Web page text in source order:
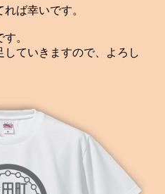
ば幸いです。
。
ていきますので、よろし